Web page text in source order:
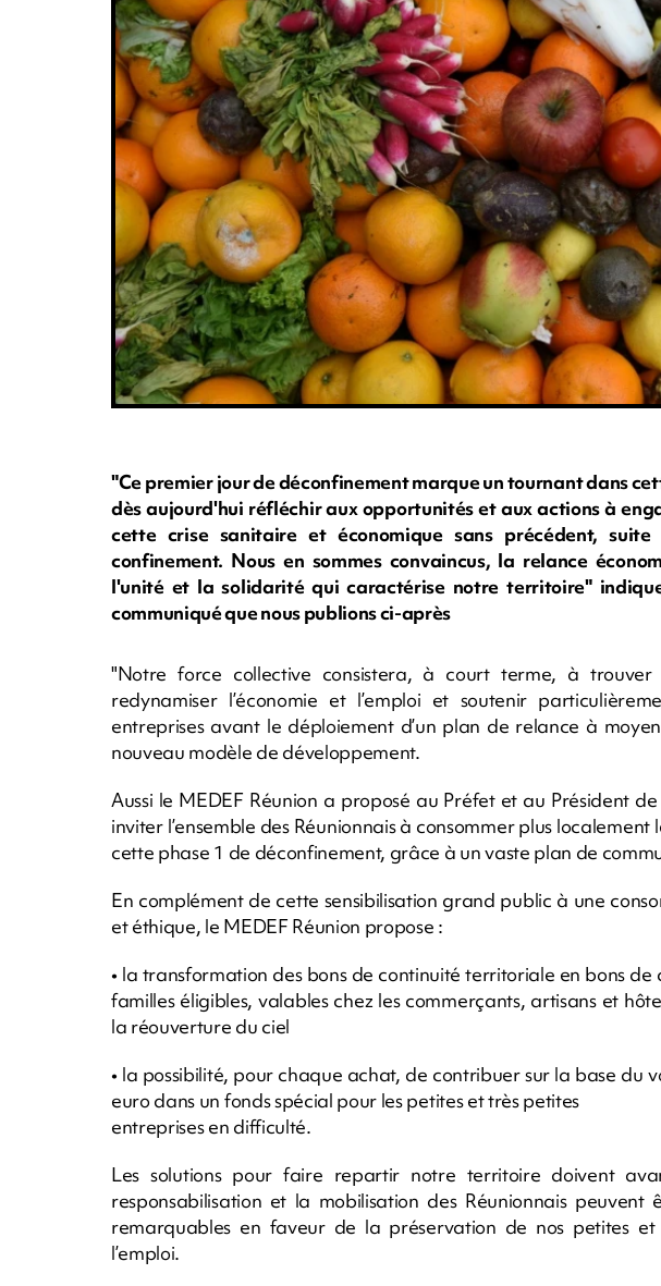
"Ce premier jour de déconfinement marque un tournant dans
dès aujourd'hui réfléchir aux opportunités et aux actions à
cette crise sanitaire et économique sans précédent,
confinement. Nous en sommes convaincus, la relance
l'unité et la solidarité qui caractérise notre territoire"
communiqué que nous publions ci-après
"Notre force collective consistera, à court terme, à trouver
redynamiser l’économie et l’emploi et soutenir
entreprises avant le déploiement d’un plan de relance à
nouveau modèle de développement.
Aussi le MEDEF Réunion a proposé au Préfet et au Président
inviter l’ensemble des Réunionnais à consommer plus localement
cette phase 1 de déconfinement, grâce à un vaste plan de
En complément de cette sensibilisation grand public à une
et éthique, le MEDEF Réunion propose :
• la transformation des bons de continuité territoriale en bons de
familles éligibles, valables chez les commerçants, artisans et
la réouverture du ciel
• la possibilité, pour chaque achat, de contribuer sur la base du
euro dans un fonds spécial pour les petites et très petites
entreprises en difficulté.
Les solutions pour faire repartir notre territoire doivent
responsabilisation et la mobilisation des Réunionnais peuvent
remarquables en faveur de la préservation de nos petites
l’emploi.